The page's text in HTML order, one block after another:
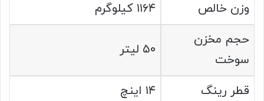
وزن خالص
۱۱۶۴ کیلوگرم
حجم مخزن
سوخت
۵۰ لیتر
قطر رینگ
۱۴ اینچ